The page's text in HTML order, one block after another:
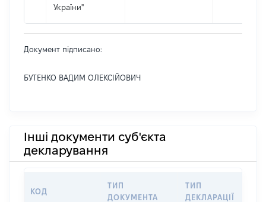
України"
Документ підписано:
БУТЕНКО ВАДИМ ОЛЕКСІЙОВИЧ
Інші документи суб'єкта
декларування
КОД
ТИП
ДОКУМЕНТА
ТИП
ДЕКЛАРАЦІЇ